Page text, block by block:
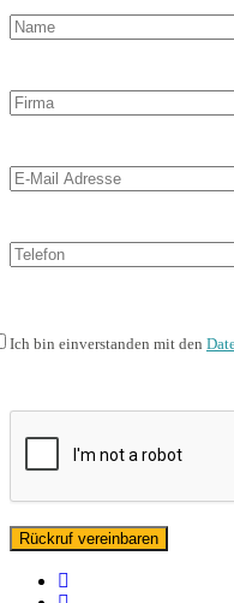
Ich bin einverstanden mit den
facebook